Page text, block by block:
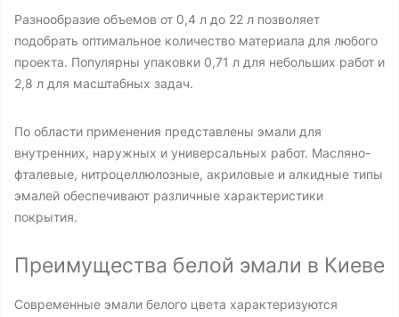
Разнообразие объемов от 0,4 л до 22 л позволяет
подобрать оптимальное количество материала для любого
проекта. Популярны упаковки 0,71 л для небольших работ и
2,8 л для масштабных задач.
По области применения представлены эмали для
внутренних, наружных и универсальных работ. Масляно-
фталевые, нитроцеллюлозные, акриловые и алкидные типы
эмалей обеспечивают различные характеристики
покрытия.
Преимущества белой эмали в Киеве
Современные эмали белого цвета характеризуются